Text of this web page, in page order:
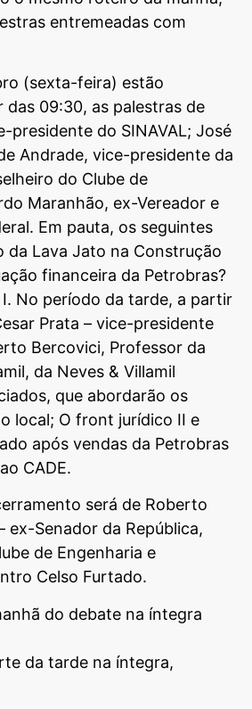
entremeadas com
(sexta-feira) estão
das 09:30, as palestras de
presidente do SINAVAL; José
Andrade, vice-presidente da
do Clube de
Maranhão, ex-Vereador e
Em pauta, os seguintes
da Lava Jato na Construção
financeira da Petrobras?
No período da tarde, a partir
Prata – vice-presidente
Bercovici, Professor da
da Neves & Villamil
que abordarão os
local; O front jurídico II e
após vendas da Petrobras
CADE.
será de Roberto
ex-Senador da República,
de Engenharia e
Celso Furtado.
do debate na íntegra
da tarde na íntegra,